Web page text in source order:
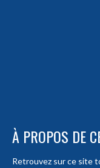
À PROPOS DE
Retrouvez sur ce site